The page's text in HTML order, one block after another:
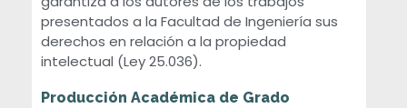
r
o
presentados a la Facultad de Ingeniería sus
derechos en relación a la propiedad
intelectual (Ley 25.036).
Producción Académica de Grado